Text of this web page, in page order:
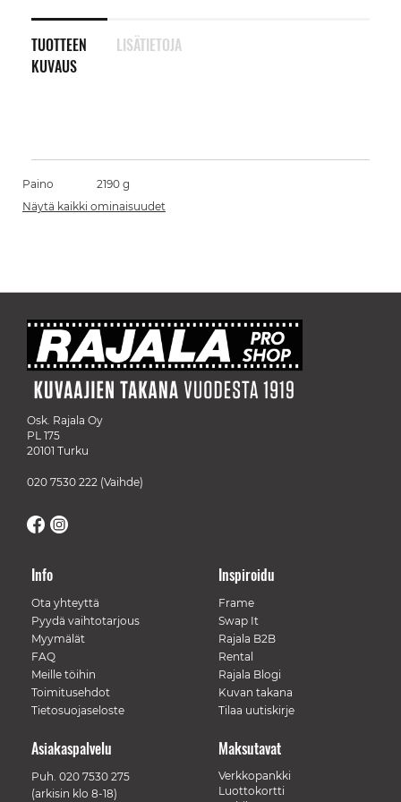
TUOTTEEN
KUVAUS
LISÄTIETOJA
Paino
2190 g
Näytä kaikki ominaisuudet
Osk. Rajala Oy
PL 175
20101 Turku
020 7530 222 (Vaihde)
Info
Ota yhteyttä
Pyydä vaihtotarjous
Myymälät
FAQ
Meille töihin
Toimitusehdot
Tietosuojaseloste
Inspiroidu
Frame
Swap It
Rajala B2B
Rental
Rajala Blogi
Kuvan takana
Tilaa uutiskirje
Maksutavat
Verkkopankki
Luottokortti
Asiakaspalvelu
Puh. 020 7530 275
(arkisin klo 8-18)